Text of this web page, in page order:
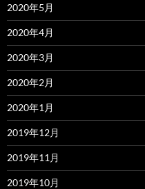
2020年5月
2020年4月
2020年3月
2020年2月
2020年1月
2019年12月
2019年11月
2019年10月